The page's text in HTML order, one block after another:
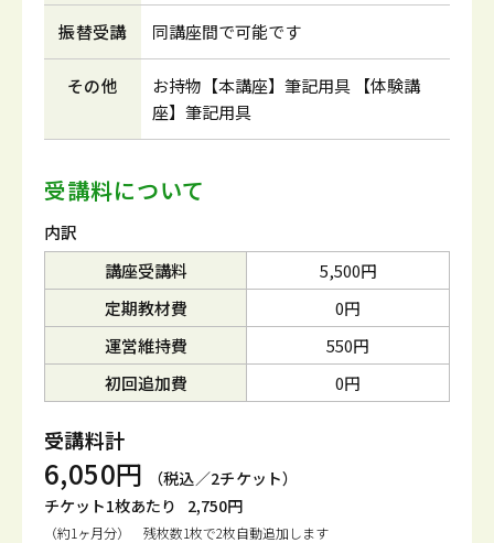
振替受講 同講座間で可能です
その他
お持物【本講座】筆記用具 【体験講
座】筆記用具
受講料について
内訳
講座受講料
5,500円
定期教材費
0円
運営維持費
550円
初回追加費
0円
受講料計
6,050円
（税込／2チケット）
チケット1枚あたり
2,750円
（約1ヶ月分） 残枚数1枚で2枚自動追加します